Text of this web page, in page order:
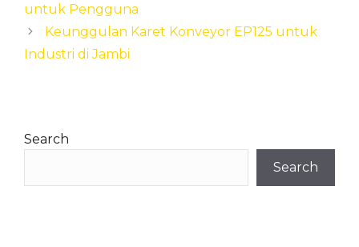
untuk Pengguna
Keunggulan Karet Konveyor EP125 untuk
Industri di Jambi
Search
Search